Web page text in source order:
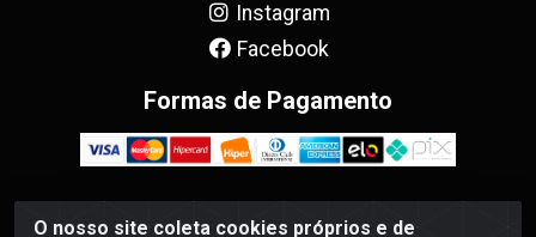
O nosso site coleta cookies próprios e de
Instagram
Facebook
Formas de Pagamento